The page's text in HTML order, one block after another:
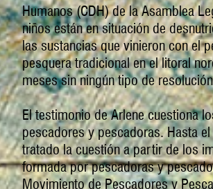
Humanos (CDH) de la Asamblea
niños están en situación de
las sustancias que vinieron con el
pesquera tradicional en el litoral
meses sin ningún tipo de
El testimonio de Arlene cuestiona
pescadores y pescadoras. Hasta
tratado la cuestión a partir de los
formada por pescadoras y
Movimiento de Pescadores y